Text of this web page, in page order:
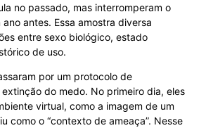
no passado, mas interromperam o
antes. Essa amostra diversa
entre sexo biológico, estado
de uso.
por um protocolo de
do medo. No primeiro dia, eles
virtual, como a imagem de um
como o “contexto de ameaça”. Nesse